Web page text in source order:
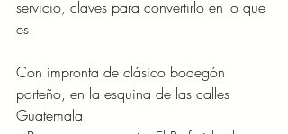
servicio, claves para convertirlo en lo que
es.
Con impronta de clásico bodegón
porteño, en la esquina de las calles
Guatemala